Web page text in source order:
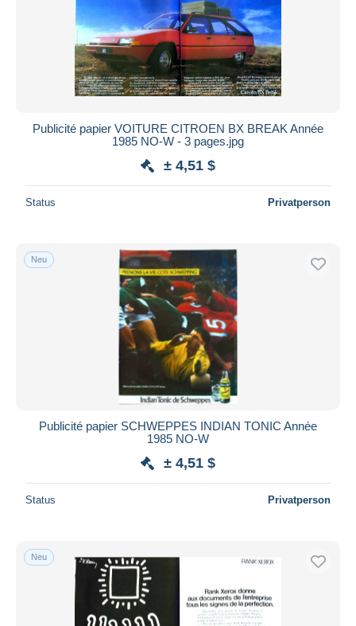
Publicité papier VOITURE CITROEN BX BREAK Année
1985 NO-W - 3 pages.jpg
± 4,51 $
Status Privatperson
Neu
Publicité papier SCHWEPPES INDIAN TONIC Année
1985 NO-W
± 4,51 $
Status Privatperson
Neu